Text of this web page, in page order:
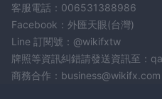
客服電話：006531388986
Facebook：外匯天眼(台灣)
Line 訂閱號：@wikifxtw
牌照等資訊糾錯請發送資訊至：
商務合作：business@wikifx.com